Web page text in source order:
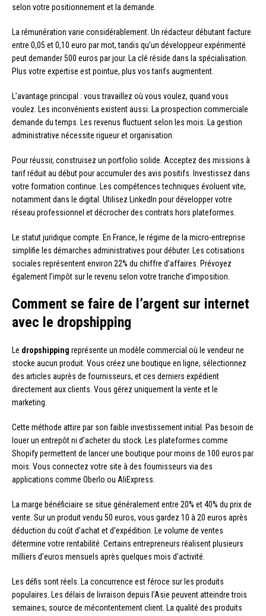
selon votre positionnement et la demande.
La rémunération varie considérablement. Un rédacteur débutant facture
entre 0,05 et 0,10 euro par mot, tandis qu’un développeur expérimenté
peut demander 500 euros par jour. La clé réside dans la spécialisation.
Plus votre expertise est pointue, plus vos tarifs augmentent.
L’avantage principal : vous travaillez où vous voulez, quand vous
voulez. Les inconvénients existent aussi. La prospection commerciale
demande du temps. Les revenus fluctuent selon les mois. La gestion
administrative nécessite rigueur et organisation.
Pour réussir, construisez un portfolio solide. Acceptez des missions à
tarif réduit au début pour accumuler des avis positifs. Investissez dans
votre formation continue. Les compétences techniques évoluent vite,
notamment dans le digital. Utilisez LinkedIn pour développer votre
réseau professionnel et décrocher des contrats hors plateformes.
Le statut juridique compte. En France, le régime de la micro-entreprise
simplifie les démarches administratives pour débuter. Les cotisations
sociales représentent environ 22% du chiffre d’affaires. Prévoyez
également l’impôt sur le revenu selon votre tranche d’imposition.
Comment se faire de l’argent sur internet
avec le dropshipping
Le dropshipping représente un modèle commercial où le vendeur ne
stocke aucun produit. Vous créez une boutique en ligne, sélectionnez
des articles auprès de fournisseurs, et ces derniers expédient
directement aux clients. Vous gérez uniquement la vente et le
marketing.
Cette méthode attire par son faible investissement initial. Pas besoin de
louer un entrepôt ni d’acheter du stock. Les plateformes comme
Shopify permettent de lancer une boutique pour moins de 100 euros par
mois. Vous connectez votre site à des fournisseurs via des
applications comme Oberlo ou AliExpress.
La marge bénéficiaire se situe généralement entre 20% et 40% du prix de
vente. Sur un produit vendu 50 euros, vous gardez 10 à 20 euros après
déduction du coût d’achat et d’expédition. Le volume de ventes
détermine votre rentabilité. Certains entrepreneurs réalisent plusieurs
milliers d’euros mensuels après quelques mois d’activité.
Les défis sont réels. La concurrence est féroce sur les produits
populaires. Les délais de livraison depuis l’Asie peuvent atteindre trois
semaines, source de mécontentement client. La qualité des produits